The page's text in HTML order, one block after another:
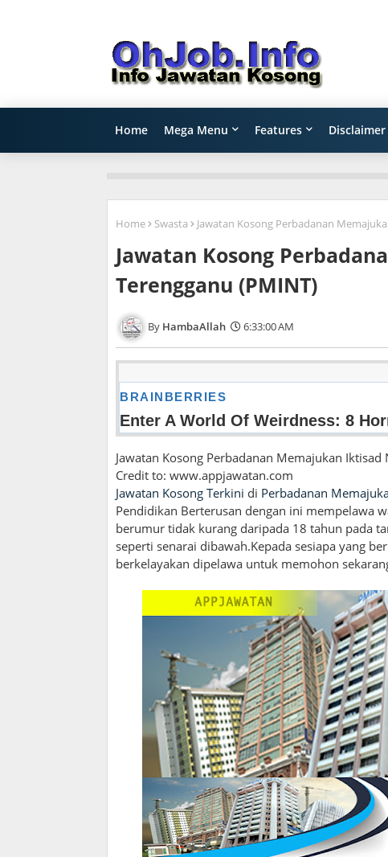
Home Mega Menu Features Disclaimer
Home Swasta Jawatan Kosong Perbadanan
Jawatan Kosong
Terengganu (PMINT)
HambaAllah 6:33:00 AM
Jawatan Kosong Perbadanan Memajukan Iktisad
Credit to: www.appjawatan.com
Jawatan Kosong Terkini di Perbadanan
Pendidikan Berterusan dengan ini mempelawa
berumur tidak kurang daripada 18 tahun pada
seperti senarai dibawah.Kepada sesiapa yang
berkelayakan dipelawa untuk memohon